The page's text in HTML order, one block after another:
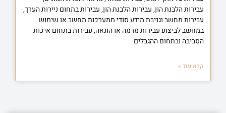
עבירות הלבנת הון, עבירות הלבנת הון, עבירות בתחום ניירות הערך,
עבירות מחשב וגניבת מידע סודי ממערכות מחשב או שימוש
במחשב לביצוע עבירות מרמה או הונאה, עבירות בתחום איכות
הסביבה ובתחום ההגבלים
קרא עוד »